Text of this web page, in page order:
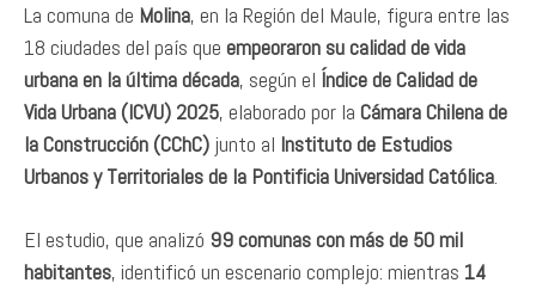
La comuna de Molina, en la Región del Maule, figura entre las
18 ciudades del país que empeoraron su calidad de vida
urbana en la última década, según el Índice de Calidad de
Vida Urbana (ICVU) 2025, elaborado por la Cámara Chilena de
la Construcción (CChC) junto al Instituto de Estudios
Urbanos y Territoriales de la Pontificia Universidad Católica.
El estudio, que analizó 99 comunas con más de 50 mil
habitantes, identificó un escenario complejo: mientras 14